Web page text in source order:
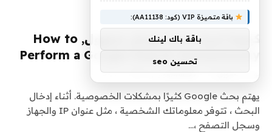
كيفية إجراء بحث جوجل مجهول, How to
Perform a Google Search Anonymously
بواسطة فريق alwahah14 يوليو، 2020 0
يهتم بحث Google كثيرًا بمشكلات الخصوصية. أثناء إدخال
البحث ، تتوفر معلوماتك الشخصية ، مثل عنوان IP والجهاز
وسجل التصفح ،…
باقة متميزة VIP (كود: AA11138):
باقة باك لينك
تحسين seo